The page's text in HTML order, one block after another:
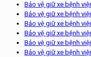
Bảo vệ giữ xe bệnh
Bảo vệ giữ xe bệnh
Bảo vệ giữ xe bệnh
Bảo vệ giữ xe bệnh
Bảo vệ giữ xe bệnh
Bảo vệ giữ xe bệnh